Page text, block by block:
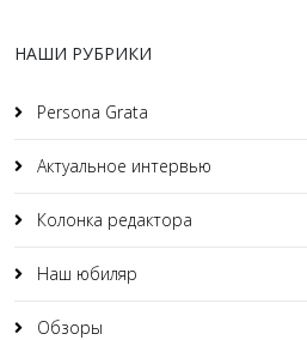
НАШИ РУБРИКИ
Persona Grata
Актуальное интервью
Колонка редактора
Наш юбиляр
Обзоры